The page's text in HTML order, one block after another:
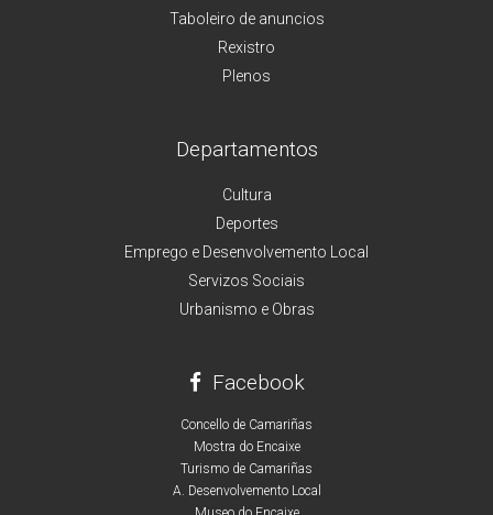
Taboleiro de anuncios
Rexistro
Plenos
Departamentos
Cultura
Deportes
Emprego e Desenvolvemento Local
Servizos Sociais
Urbanismo e Obras
Facebook
Concello de Camariñas
Mostra do Encaixe
Turismo de Camariñas
A. Desenvolvemento Local